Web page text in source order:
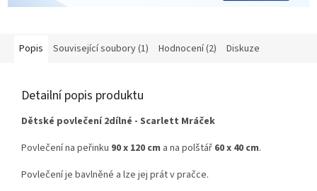
Popis Související soubory (1) Hodnocení (2) Diskuze
Detailní popis produktu
Dětské povlečení 2dílné - Scarlett Mráček
Povlečení na peřinku 90 x 120 cm a na polštář 60 x 40 cm.
Povlečení je bavlněné a lze jej prát v pračce.